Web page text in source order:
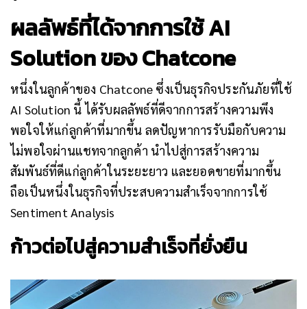
ผลลัพธ์ที่ได้จากการใช้ AI
Solution ของ Chatcone
หนึ่งในลูกค้าของ Chatcone ซึ่งเป็นธุรกิจประกันภัยที่ใช้
AI Solution นี้ ได้รับผลลัพธ์ที่ดีจากการสร้างความพึง
พอใจให้แก่ลูกค้าที่มากขึ้น ลดปัญหาการรับมือกับความ
ไม่พอใจผ่านแชทจากลูกค้า นำไปสู่การสร้างความ
สัมพันธ์ที่ดีแก่ลูกค้าในระยะยาว และยอดขายที่มากขึ้น
ถือเป็นหนึ่งในธุรกิจที่ประสบความสำเร็จจากการใช้
Sentiment Analysis
ก้าวต่อไปสู่ความสำเร็จที่ยั่งยืน